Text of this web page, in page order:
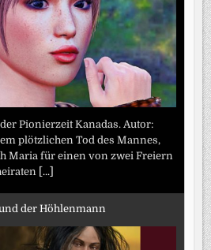
Pionierzeit Kanadas. Autor:
plötzlichen Tod des Mannes,
Maria für einen von zwei Freiern
[...]
der Höhlenmann